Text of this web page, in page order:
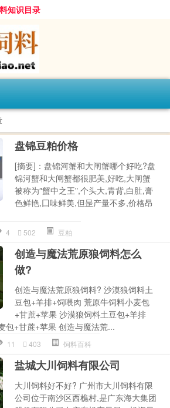
知识目录
盘锦豆粕价格
[摘要]：盘锦河蟹和大闸蟹哪个好吃?盘
锦河蟹和大闸蟹都很肥美,好吃,大闸蟹
被称为″蟹中之王",个头大,青背,白肚,膏
色鲜艳,囗味鲜美,但昰产量不多,价格昂
4 502 豆粕
创造与魔法荒原狼饲料怎么
做?
创造与魔法荒原狼饲料? 沙漠狼饲料土
豆包+羊排+饲喂肉 荒原牛饲料小麦包
+甘蔗+苹果 沙漠狼饲料土豆包+羊排
包+甘蔗+苹果 创造与魔法荒...
11 403 饲料百科
盐城大川饲料有限公司
大川饲料好不好? 广州市大川饲料有限
公司位于南沙区西樵村,是广东海大集团